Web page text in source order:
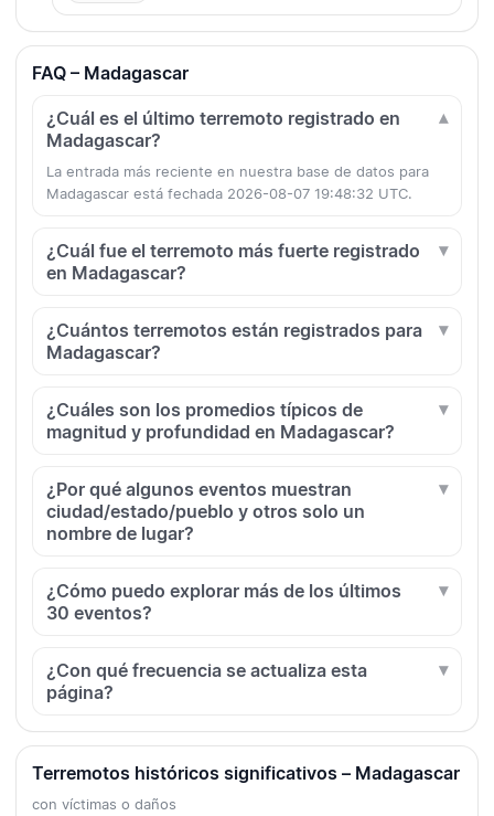
FAQ – Madagascar
¿Cuál es el último terremoto registrado en
Madagascar?
La entrada más reciente en nuestra base de datos para
Madagascar está fechada 2026-08-07 19:48:32 UTC.
¿Cuál fue el terremoto más fuerte registrado
en Madagascar?
¿Cuántos terremotos están registrados para
Madagascar?
¿Cuáles son los promedios típicos de
magnitud y profundidad en Madagascar?
¿Por qué algunos eventos muestran
ciudad/estado/pueblo y otros solo un
nombre de lugar?
¿Cómo puedo explorar más de los últimos
30 eventos?
¿Con qué frecuencia se actualiza esta
página?
Terremotos históricos significativos – Madagascar
con víctimas o daños